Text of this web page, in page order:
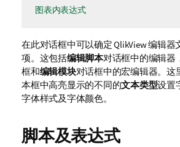
图表内表达式
在此对话框中可以确定 QlikView 编辑器
项。这包括编辑脚本对话框中的编辑器
框和编辑模块对话框中的宏编辑器。这
本框中高亮显示的不同的文本类型设置
字体样式及字体颜色。
脚本及表达式